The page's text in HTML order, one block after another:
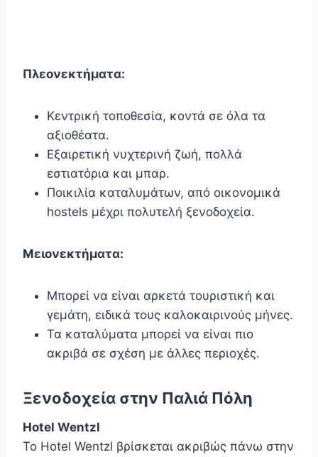
Πλεονεκτήματα:
Κεντρική τοποθεσία, κοντά σε όλα τα
αξιοθέατα.
Εξαιρετική νυχτερινή ζωή, πολλά
εστιατόρια και μπαρ.
Ποικιλία καταλυμάτων, από οικονομικά
hostels μέχρι πολυτελή ξενοδοχεία.
Μειονεκτήματα:
Μπορεί να είναι αρκετά τουριστική και
γεμάτη, ειδικά τους καλοκαιρινούς μήνες.
Τα καταλύματα μπορεί να είναι πιο
ακριβά σε σχέση με άλλες περιοχές.
Ξενοδοχεία στην Παλιά Πόλη
Hotel Wentzl
Το Hotel Wentzl βρίσκεται ακριβώς πάνω στην